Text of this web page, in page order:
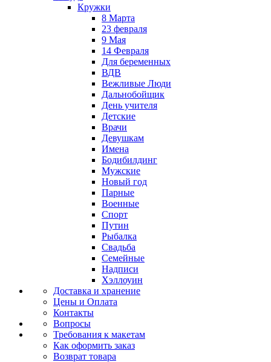
Кружки
8 Марта
23 февраля
9 Мая
14 Февраля
Для беременных
ВДВ
Вежливые Люди
Дальнобойщик
День учителя
Детские
Врачи
Девушкам
Имена
Бодибилдинг
Мужские
Новый год
Парные
Военные
Спорт
Путин
Рыбалка
Свадьба
Семейные
Надписи
Хэллоуин
Доставка и хранение
Цены и Оплата
Контакты
Вопросы
Требования к макетам
Как оформить заказ
Возврат товара